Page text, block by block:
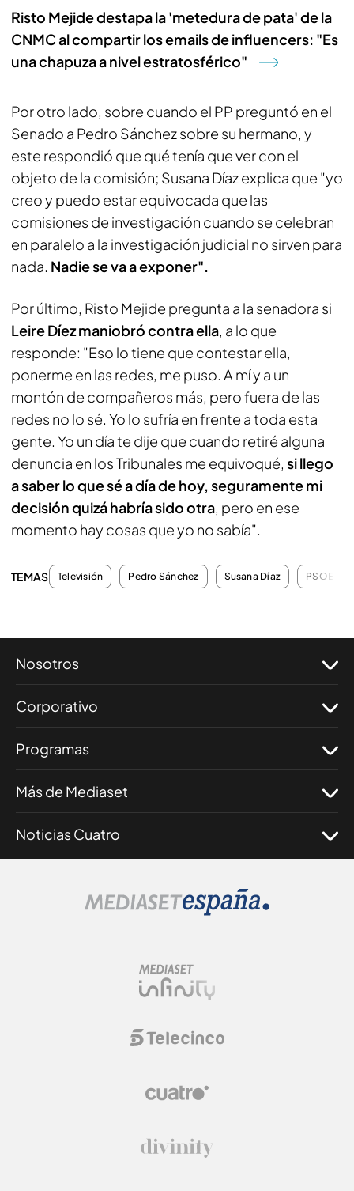
Risto Mejide destapa la 'metedura de pata' de la
CNMC al compartir los emails de influencers: "Es
una chapuza a nivel estratosférico"
Por otro lado, sobre cuando el PP preguntó en el
Senado a Pedro Sánchez sobre su hermano, y
este respondió que qué tenía que ver con el
objeto de la comisión; Susana Díaz explica que "yo
creo y puedo estar equivocada que las
comisiones de investigación cuando se celebran
en paralelo a la investigación judicial no sirven para
nada. Nadie se va a exponer".
Por último, Risto Mejide pregunta a la senadora si
Leire Díez maniobró contra ella, a lo que
responde: "Eso lo tiene que contestar ella,
ponerme en las redes, me puso. A mí y a un
montón de compañeros más, pero fuera de las
redes no lo sé. Yo lo sufría en frente a toda esta
gente. Yo un día te dije que cuando retiré alguna
denuncia en los Tribunales me equivoqué, si llego
a saber lo que sé a día de hoy, seguramente mi
decisión quizá habría sido otra, pero en ese
momento hay cosas que yo no sabía".
TEMAS Televisión Pedro Sánchez Susana Díaz PSOE
Nosotros
Corporativo
Programas
Más de Mediaset
Noticias Cuatro